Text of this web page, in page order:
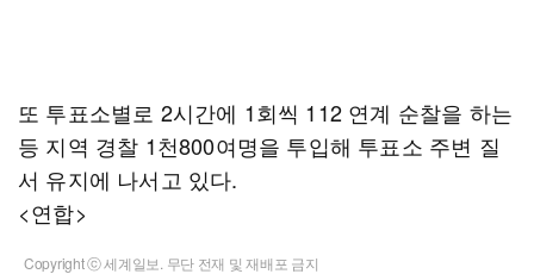
또 투표소별로 2시간에 1회씩 112 연계 순찰을 하는
등 지역 경찰 1천800여명을 투입해 투표소 주변 질
서 유지에 나서고 있다.
<연합>
Copyright ⓒ 세계일보. 무단 전재 및 재배포 금지